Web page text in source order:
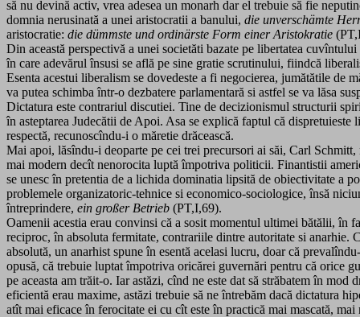
să nu devină activ, vrea adesea un monarh dar el trebuie să fie
domnia nerusinată a unei aristocratii a banului, die unverschämte
aristocratie: die dümmste und ordinärste Form einer Aristokratie
Din această perspectivă a unei societăti bazate pe libertatea
în care adevărul însusi se află pe sine gratie scrutinului, fiindcă
Esenta acestui liberalism se dovedeste a fi negocierea, jumătătile de
va putea schimba într-o dezbatere parlamentară si astfel se va lăsa
Dictatura este contrariul discutiei. Tine de decizionismul structurii
în asteptarea Judecătii de Apoi. Asa se explică faptul că
respectă, recunoscîndu-i o măretie drăcească.
Mai apoi, lăsîndu-i deoparte pe cei trei precursori ai săi, Carl
mai modern decît nenorocita luptă împotriva politicii. Finantistii
se unesc în pretentia de a lichida dominatia lipsită de obiectivitate a
problemele organizatoric-tehnice si economico-sociologice, însă
întreprindere, ein großer Betrieb (PT,I,69).
Oamenii acestia erau convinsi că a sosit momentul ultimei bătălii, în
reciproc, în absoluta fermitate, contrariile dintre autoritate si anarhie.
absolută, un anarhist spune în esentă acelasi lucru, doar că
opusă, că trebuie luptat împotriva oricărei guvernări pentru că orice
pe aceasta am trăit-o. Iar astăzi, cînd ne este dat să străbatem în
eficientă erau maxime, astăzi trebuie să ne întrebăm dacă dictatura
atît mai eficace în ferocitate ei cu cît este în practică mai mascată, mai